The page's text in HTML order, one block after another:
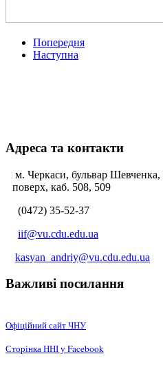
Попередня
Наступна
Адреса та контакти
м. Черкаси, бульвар
поверх, каб. 508, 509
(0472) 35-52-37
iif@vu.cdu.edu.ua
kasyan_andriy@vu.cdu.edu.ua
Важливі посилання
Офіційний сайт ЧНУ
Сторінка ННІ у Facebook